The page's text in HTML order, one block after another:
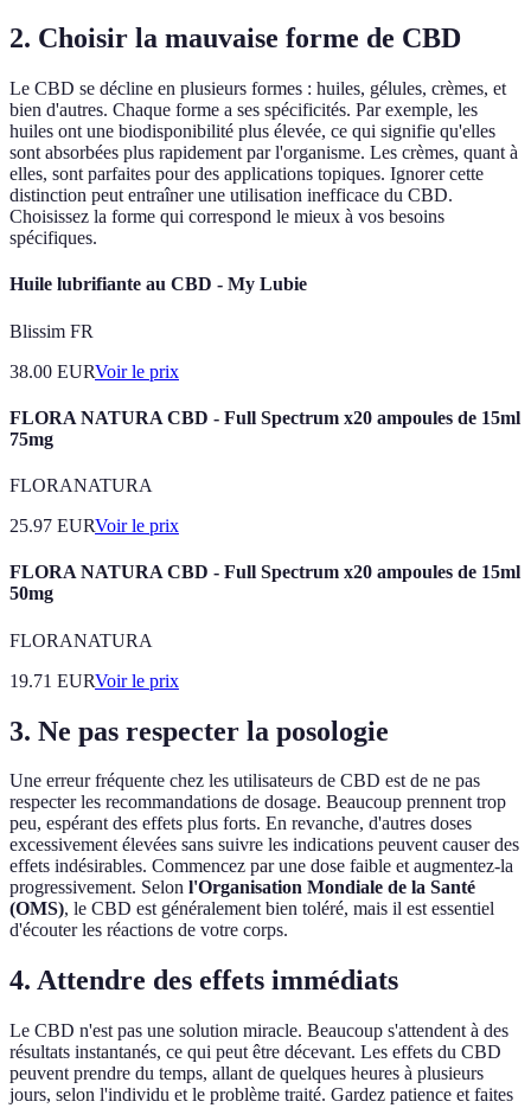
2. Choisir la mauvaise forme de CBD
Le CBD se décline en plusieurs formes : huiles, gélules, crèmes, et
bien d'autres. Chaque forme a ses spécificités. Par exemple, les
huiles ont une biodisponibilité plus élevée, ce qui signifie qu'elles
sont absorbées plus rapidement par l'organisme. Les crèmes, quant à
elles, sont parfaites pour des applications topiques. Ignorer cette
distinction peut entraîner une utilisation inefficace du CBD.
Choisissez la forme qui correspond le mieux à vos besoins
spécifiques.
Huile lubrifiante au CBD - My Lubie
Blissim FR
38.00 EURVoir le prix
FLORA NATURA CBD - Full Spectrum x20 ampoules de 15ml
75mg
FLORANATURA
25.97 EURVoir le prix
FLORA NATURA CBD - Full Spectrum x20 ampoules de 15ml
50mg
FLORANATURA
19.71 EURVoir le prix
3. Ne pas respecter la posologie
Une erreur fréquente chez les utilisateurs de CBD est de ne pas
respecter les recommandations de dosage. Beaucoup prennent trop
peu, espérant des effets plus forts. En revanche, d'autres doses
excessivement élevées sans suivre les indications peuvent causer des
effets indésirables. Commencez par une dose faible et augmentez-la
progressivement. Selon l'Organisation Mondiale de la Santé
(OMS), le CBD est généralement bien toléré, mais il est essentiel
d'écouter les réactions de votre corps.
4. Attendre des effets immédiats
Le CBD n'est pas une solution miracle. Beaucoup s'attendent à des
résultats instantanés, ce qui peut être décevant. Les effets du CBD
peuvent prendre du temps, allant de quelques heures à plusieurs
jours, selon l'individu et le problème traité. Gardez patience et faites